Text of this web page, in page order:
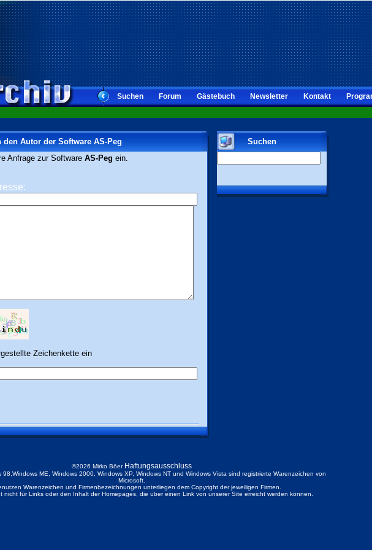
Suchen Forum Gästebuch Newsletter Kontakt
den Autor der Software AS-Peg
Anfrage zur Software AS-Peg ein.
Zeichenkette ein
Suchen
©2026 Mirko Böer Haftungsausschluss
98,Windows ME, Windows 2000, Windows XP, Windows NT und Windows Vista sind registrierte Warenzeichen von
Microsoft.
Warenzeichen und Firmenbezeichnungen unterliegen dem Copyright der jeweiligen Firmen.
nicht für Links oder den Inhalt der Homepages, die über einen Link von unserer Site erreicht werden können.